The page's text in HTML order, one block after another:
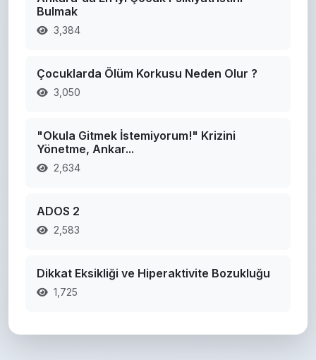
Bulmak
3,384
Çocuklarda Ölüm Korkusu Neden Olur ?
3,050
"Okula Gitmek İstemiyorum!" Krizini
Yönetme, Ankar...
2,634
ADOS 2
2,583
Dikkat Eksikliği ve Hiperaktivite Bozukluğu
1,725